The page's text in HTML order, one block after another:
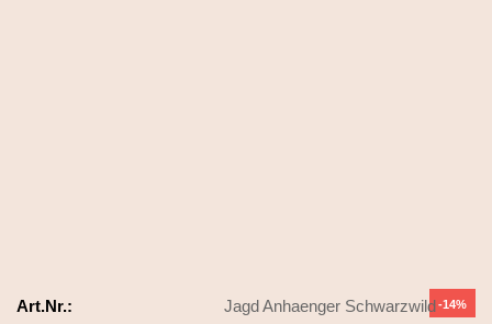
-14%
Art.Nr.:
Jagd Anhaenger Schwarzwild